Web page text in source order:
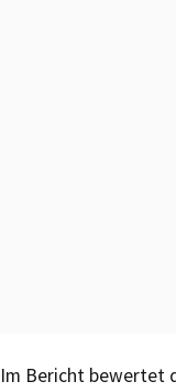
Im Bericht bewertet